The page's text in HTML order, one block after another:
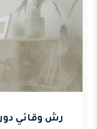
رش وقائي